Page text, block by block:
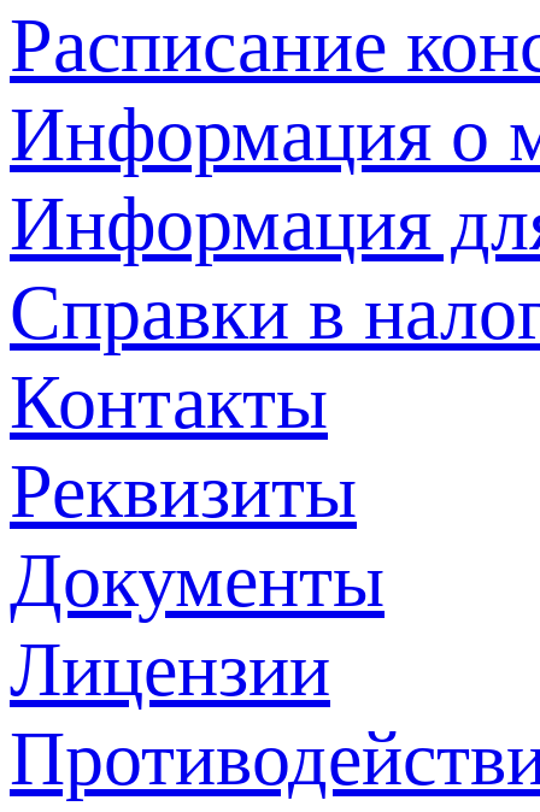
Расписание
Информация о
Информация
Справки в
Контакты
Реквизиты
Документы
Лицензии